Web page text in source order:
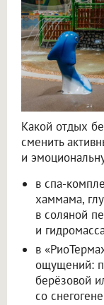
Какой отдых
сменить
и
в спа-
хаммама,
в соляной
и
в
ощущений:
берёзовой
со